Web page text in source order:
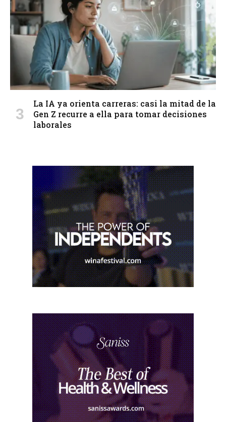
La IA ya orienta carreras: casi la mitad de la
Gen Z recurre a ella para tomar decisiones
laborales